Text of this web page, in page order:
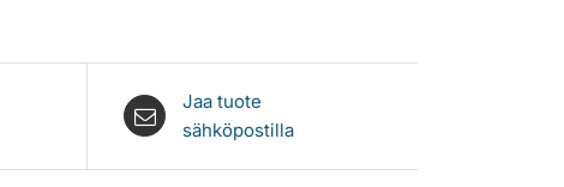
Jaa tuote
sähköpostilla